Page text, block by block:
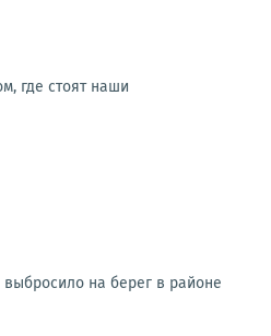
где стоят наши
на берег в районе